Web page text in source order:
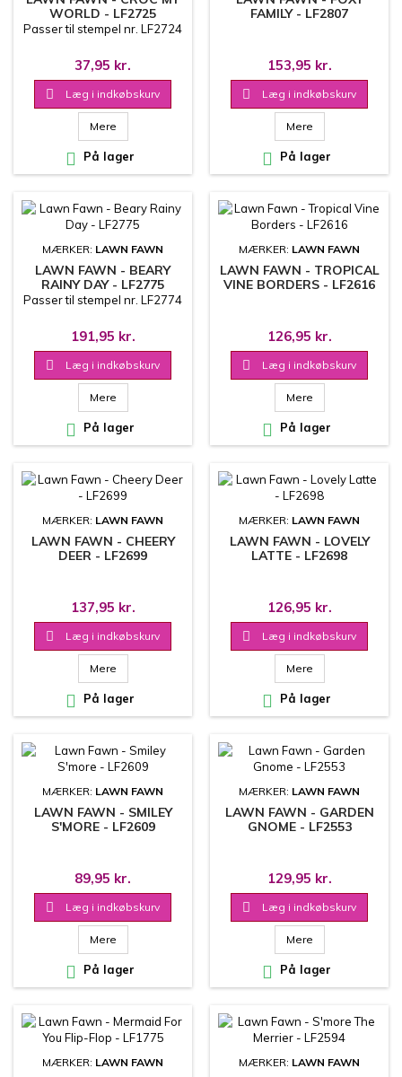
WORLD - LF2725
Passer til stempel nr. LF2724
37,95 kr.
 Læg i indkøbskurv
Mere
 På lager
FAMILY - LF2807
153,95 kr.
 Læg i indkøbskurv
Mere
 På lager
MÆRKER: LAWN FAWN
LAWN FAWN - BEARY
RAINY DAY - LF2775
Passer til stempel nr. LF2774
191,95 kr.
 Læg i indkøbskurv
Mere
 På lager
MÆRKER: LAWN FAWN
LAWN FAWN - TROPICAL
VINE BORDERS - LF2616
126,95 kr.
 Læg i indkøbskurv
Mere
 På lager
MÆRKER: LAWN FAWN
LAWN FAWN - CHEERY
DEER - LF2699
137,95 kr.
 Læg i indkøbskurv
Mere
 På lager
MÆRKER: LAWN FAWN
LAWN FAWN - LOVELY
LATTE - LF2698
126,95 kr.
 Læg i indkøbskurv
Mere
 På lager
MÆRKER: LAWN FAWN
LAWN FAWN - SMILEY
S'MORE - LF2609
89,95 kr.
 Læg i indkøbskurv
Mere
 På lager
MÆRKER: LAWN FAWN
LAWN FAWN - GARDEN
GNOME - LF2553
129,95 kr.
 Læg i indkøbskurv
Mere
 På lager
MÆRKER: LAWN FAWN MÆRKER: LAWN FAWN